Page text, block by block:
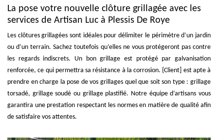
La pose votre nouvelle clôture grillagée avec les
services de Artisan Luc à Plessis De Roye
Les clôtures grillagées sont idéales pour délimiter le périmètre d’un jardin
ou d’un terrain. Sachez toutefois qu’elles ne vous protégeront pas contre
les regards indiscrets. Un bon grillage est protégé par galvanisation
renforcée, ce qui permettra sa résistance à la corrosion. {Client] est apte à
prendre en charge la pose de vos grillages quel que soit son type : grillage
torsadé, grillage soudé ou grillage plastifié. Notre équipe d’artisans vous
garantira une prestation respectant les normes en matière de qualité afin
de satisfaire vos attentes.